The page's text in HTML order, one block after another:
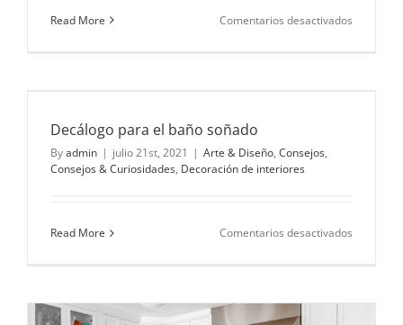
Read More Comentarios desactivados
Decálogo para el baño soñado
Byadmin | julio 21st, 2021 | Arte & Diseño, Consejos,
Consejos & Curiosidades, Decoración de interiores
Read More Comentarios desactivados